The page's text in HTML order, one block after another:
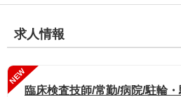
求人情報
NEW
臨床検査技師/常勤/病院/駐輪